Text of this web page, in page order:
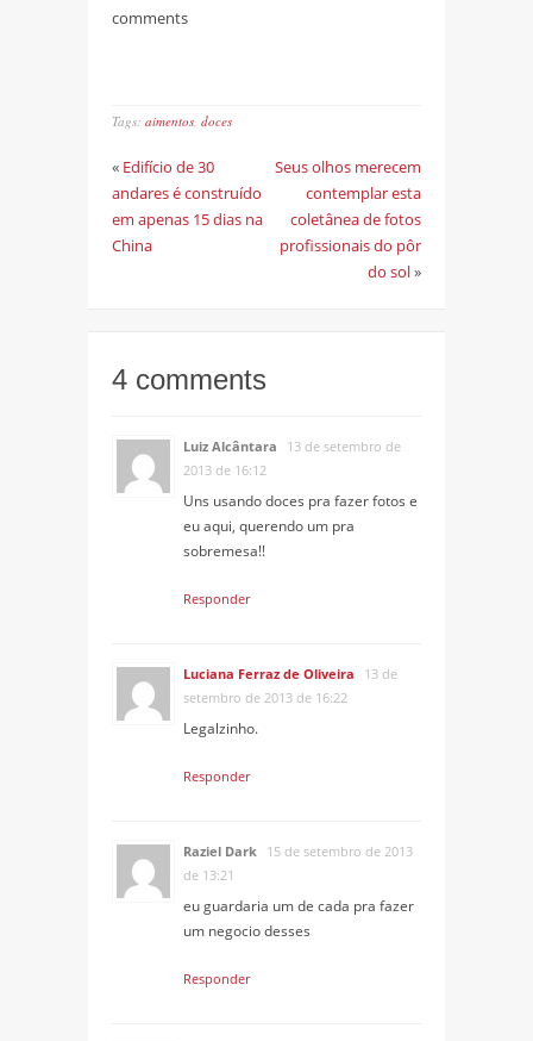
comments
Tags: aimentos, doces
« Edifício de 30
andares é construído
em apenas 15 dias na
China
Seus olhos merecem
contemplar esta
coletânea de fotos
profissionais do pôr
do sol»
4 comments
Luiz Alcântara
13 de setembro de
2013 de 16:12
Uns usando doces pra fazer fotos e
eu aqui, querendo um pra
sobremesa!!
Responder
Luciana Ferraz de Oliveira
13 de
setembro de 2013 de 16:22
Legalzinho.
Responder
Raziel Dark 15 de setembro de 2013
de 13:21
eu guardaria um de cada pra fazer
um negocio desses
Responder